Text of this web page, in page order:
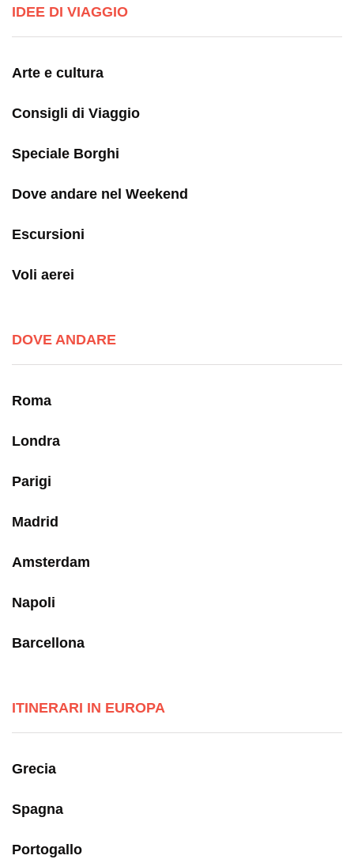
IDEE DI VIAGGIO
Arte e cultura
Consigli di Viaggio
Speciale Borghi
Dove andare nel Weekend
Escursioni
Voli aerei
DOVE ANDARE
Roma
Londra
Parigi
Madrid
Amsterdam
Napoli
Barcellona
ITINERARI IN EUROPA
Grecia
Spagna
Portogallo